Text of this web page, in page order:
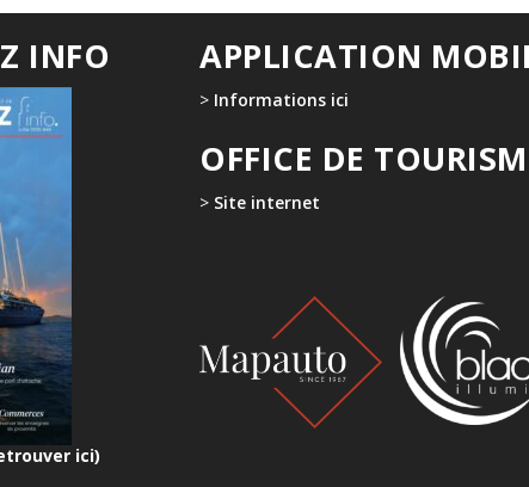
INFO
ici)
APPLICATION
> Informations ici
OFFICE DE
> Site internet